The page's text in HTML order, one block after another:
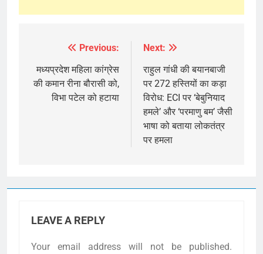
navigation
Previous:
मध्यप्रदेश महिला कांग्रेस
की कमान रीना बौरासी को,
विभा पटेल को हटाया
Next:
राहुल गांधी की बयानबाजी
पर 272 हस्तियों का कड़ा
विरोध: ECI पर ‘बेबुनियाद
हमले’ और ‘परमाणु बम’ जैसी
भाषा को बताया लोकतंत्र
पर हमला
LEAVE A REPLY
Your email address will not be published.